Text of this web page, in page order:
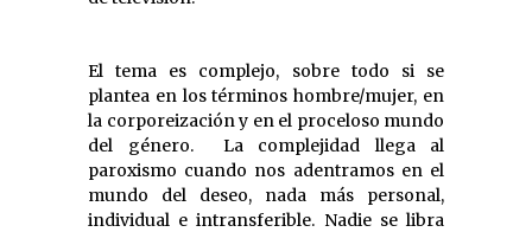
El tema es complejo, sobre todo si se
plantea en los términos hombre/mujer, en
la corporeización y en el proceloso mundo
del género. La complejidad llega al
paroxismo cuando nos adentramos en el
mundo del deseo, nada más personal,
individual e intransferible. Nadie se libra